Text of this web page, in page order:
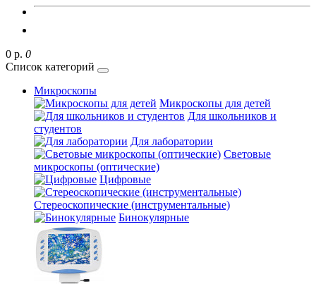
0 р. 0
Список категорий
Микроскопы
Микроскопы для детей
Для школьников и
студентов
Для лаборатории
Световые
микроскопы (оптические)
Цифровые
Стереоскопические (инструментальные)
Бинокулярные